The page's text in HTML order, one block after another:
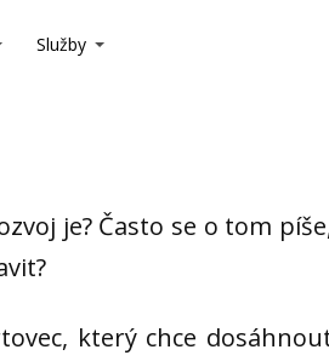
Služby
je? Často se o tom
který chce